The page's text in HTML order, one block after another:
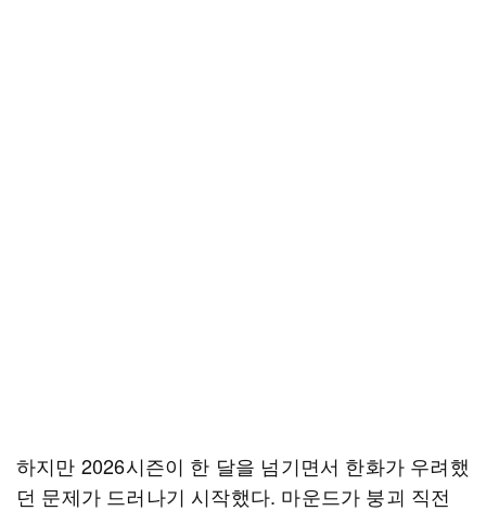
하지만 2026시즌이 한 달을 넘기면서 한화가 우려했
던 문제가 드러나기 시작했다. 마운드가 붕괴 직전